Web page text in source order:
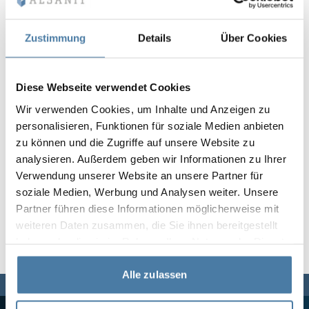
Zustimmung Details Über Cookies
Diese Webseite verwendet Cookies
Wir verwenden Cookies, um Inhalte und Anzeigen zu
personalisieren, Funktionen für soziale Medien anbieten
zu können und die Zugriffe auf unsere Website zu
analysieren. Außerdem geben wir Informationen zu Ihrer
Verwendung unserer Website an unsere Partner für
soziale Medien, Werbung und Analysen weiter. Unsere
Partner führen diese Informationen möglicherweise mit
weiteren Daten zusammen, die Sie ihnen bereitgestellt
gesammelt haben.
Alle zulassen
metallskåp
Skåplås
Rumsavdelare
Altus
L-formade skåp